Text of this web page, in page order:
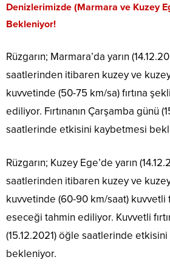
Denizlerimizde (Marmara ve Kuzey
Bekleniyor!
Rüzgarın; Marmara’da yarın
saatlerinden itibaren kuzey ve
kuvvetinde (50-75 km/sa) fırtına
ediliyor. Fırtınanın Çarşamba günü
saatlerinde etkisini kaybetmesi
Rüzgarın; Kuzey Ege’de yarın
saatlerinden itibaren kuzey ve
kuvvetinde (60-90 km/saat) kuvvetli
eseceği tahmin ediliyor. Kuvvetli
(15.12.2021) öğle saatlerinde
bekleniyor.